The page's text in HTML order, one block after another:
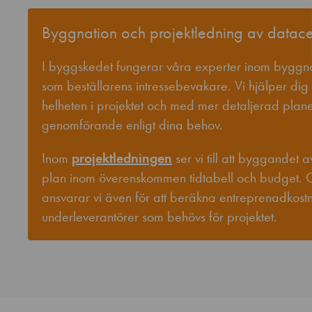
Byggnation och projektledning av
I byggskedet fungerar våra experter inom
som beställarens intressebevakare. Vi hjälper
helheten i projektet och med mer detaljerad
genomförande enligt dina behov.
Inom projektledningen ser vi till att byggandet
plan inom överenskommen tidtabell och budget.
ansvarar vi även för att beräkna
underleverantörer som behövs för projektet.